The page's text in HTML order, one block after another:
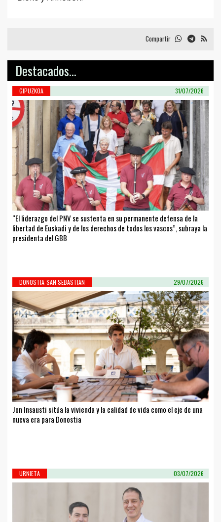
Compartir
Destacados...
GIPUZKOA 31/07/2026
“El liderazgo del PNV se sustenta en su permanente defensa de la
libertad de Euskadi y de los derechos de todos los vascos”, subraya la
presidenta del GBB
DONOSTIA-SAN SEBASTIAN 29/07/2026
Jon Insausti sitúa la vivienda y la calidad de vida como el eje de una
nueva era para Donostia
URNIETA 03/07/2026